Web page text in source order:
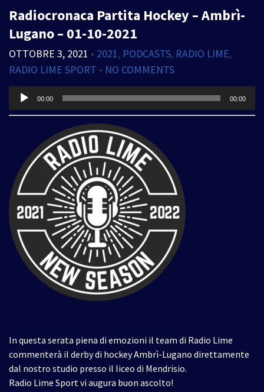
Radiocronaca Partita Hockey – Ambrì-
Lugano – 01-10-2021
OTTOBRE 3, 2021 • 2021, PODCASTS, RADIO LIME,
RADIO LIME SPORT • NO COMMENTS
Audio
Player
00:00 00:00
In questa serata piena di emozioni il team di Radio Lime
commenterà il derby di hockey Ambrì-Lugano direttamente
dal nostro studio presso il liceo di Mendrisio.
Radio Lime Sport vi augura buon ascolto!